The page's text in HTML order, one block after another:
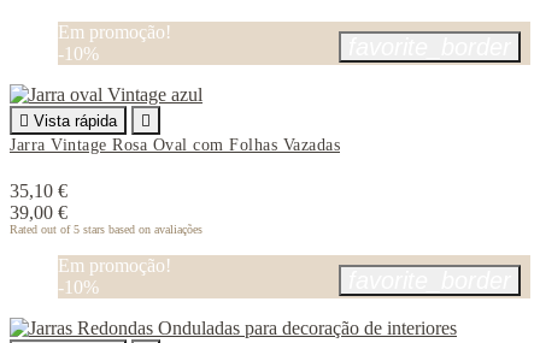
Em promoção!
-10%
 Vista rápida

Jarra Vintage Rosa Oval com Folhas Vazadas
35,10 €
39,00 €
Rated out of 5 stars based on avaliações
Em promoção!
-10%